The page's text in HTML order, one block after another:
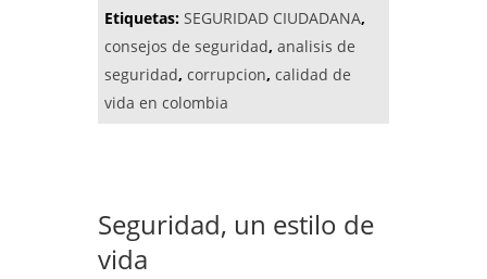
Etiquetas: SEGURIDAD CIUDADANA,
consejos de seguridad, analisis de
seguridad, corrupcion, calidad de
vida en colombia
Seguridad, un estilo de
vida